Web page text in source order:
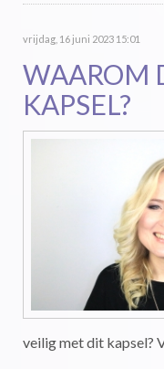
vrijdag, 16 juni 2023 15:01
WAAROM
KAPSEL?
veilig met dit kapsel?